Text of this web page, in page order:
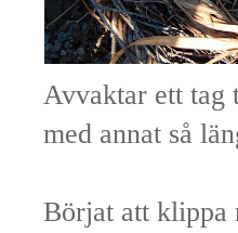
Avvaktar ett
med annat så
Börjat att klippa